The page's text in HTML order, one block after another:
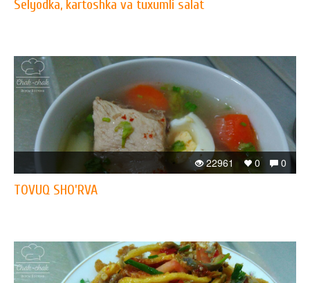
Selyodka, kartoshka va tuxumli salat
0
0
22961
TOVUQ SHO'RVA